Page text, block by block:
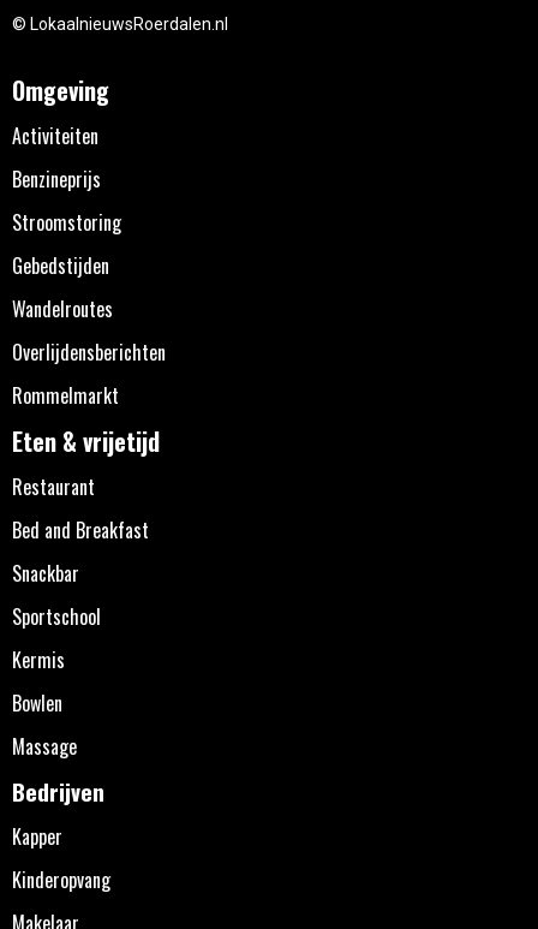
© LokaalnieuwsRoerdalen.nl
Omgeving
Activiteiten
Benzineprijs
Stroomstoring
Gebedstijden
Wandelroutes
Overlijdensberichten
Rommelmarkt
Eten & vrijetijd
Restaurant
Bed and Breakfast
Snackbar
Sportschool
Kermis
Bowlen
Massage
Bedrijven
Kapper
Kinderopvang
Makelaar